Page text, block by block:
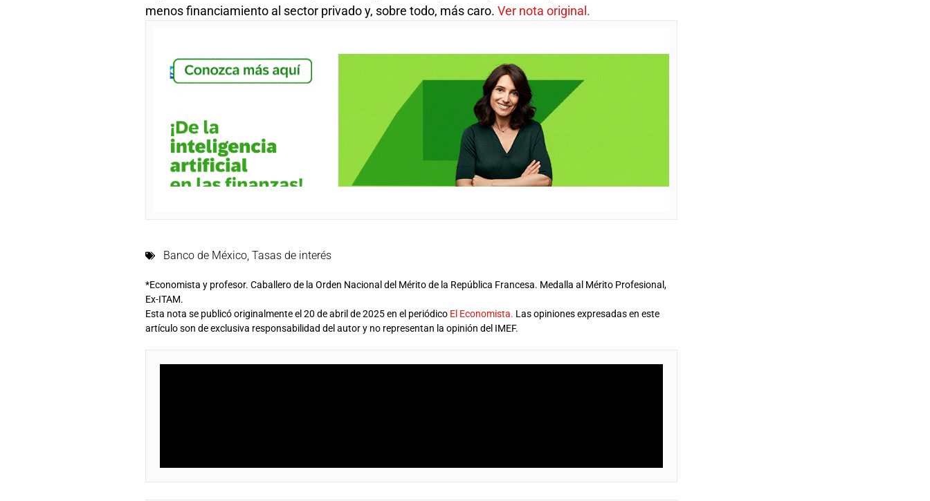
menos financiamiento al sector privado y, sobre todo, más caro.Ver nota original.
Banco de México,Tasas de interés
*Economista y profesor. Caballero de la Orden Nacional del Mérito de la República Francesa. Medalla al Mérito Profesional,
Ex-ITAM.
Esta nota se publicó originalmente el 20 de abril de 2025 en el periódico El Economista. Las opiniones expresadas en este
artículo son de exclusiva responsabilidad del autor y no representan la opinión del IMEF.